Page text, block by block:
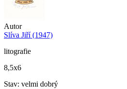
Autor
Slíva Jiří (1947)
litografie
8,5x6
Stav: velmi dobrý